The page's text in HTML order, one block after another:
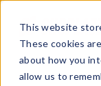
This website
These cookies
about how you
allow us to